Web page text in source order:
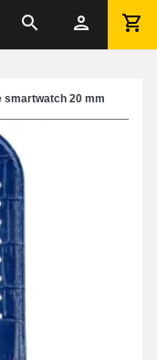
smartwatch 20 mm